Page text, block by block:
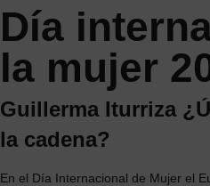
Día
la mujer
Guillerma Iturriza
la cadena?
En el Día Internacional de Mujer el